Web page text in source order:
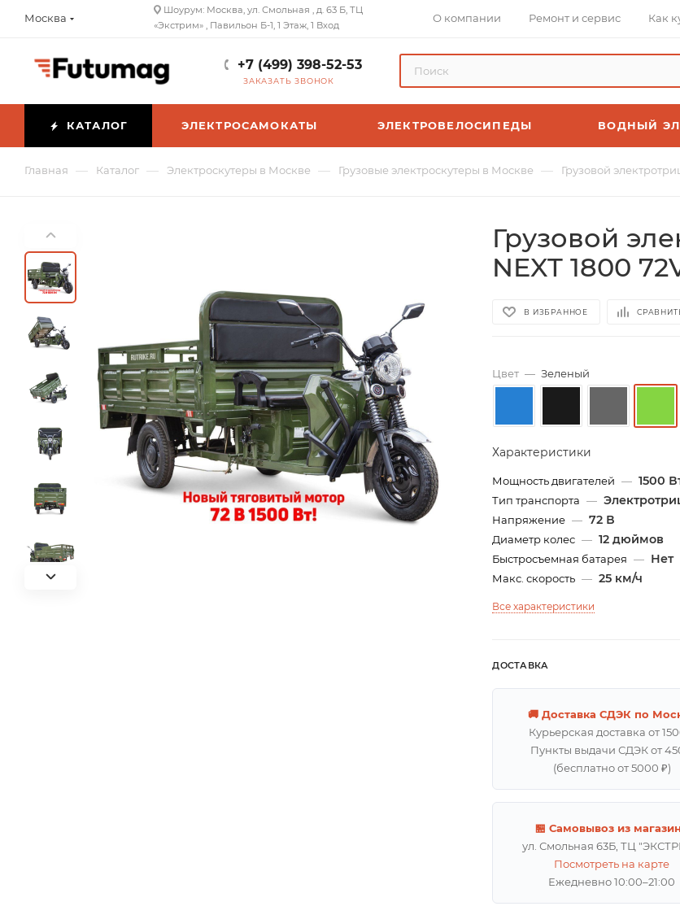
Москва
Шоурум: Москва, ул. Смольная , д. 63 Б, ТЦ
«Экстрим» , Павильон Б-1, 1 Этаж, 1 Вход
О компании Ремонт и сервис Как
+7 (499) 398-52-53
ЗАКАЗАТЬ ЗВОНОК
КАТАЛОГ ЭЛЕКТРОСАМОКАТЫ ЭЛЕКТРОВЕЛОСИПЕДЫ ВОДНЫЙ
Главная — Каталог — Электроскутеры в Москве — Грузовые электроскутеры в Москве — Грузовой
Грузовой
NEXT 1800
В ИЗБРАННОЕ
Цвет — Зеленый
Характеристики
Мощность двигателей — 1500
Тип транспорта —
Напряжение — 72 В
Диаметр колес — 12 дюймов
Быстросъемная батарея — Нет
Макс. скорость — 25 км/ч
Все характеристики
ДОСТАВКА
🚚 Доставка СДЭК по
Курьерская доставка от
Пункты выдачи СДЭК от
(бесплатно от 5000 ₽)
🏪 Самовывоз из
ул. Смольная 63Б, ТЦ
Посмотреть на карте
Ежедневно 10:00–21:00